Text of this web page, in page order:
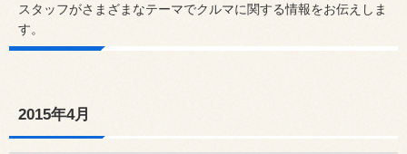
スタッフがさまざまなテーマでクルマに関する情報をお伝えしま
す。
2015年4月